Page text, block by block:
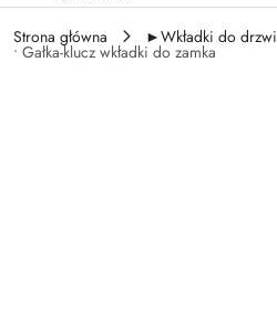
Strona główna ►Wkładki do drzwi
• Gałka-klucz wkładki do zamka